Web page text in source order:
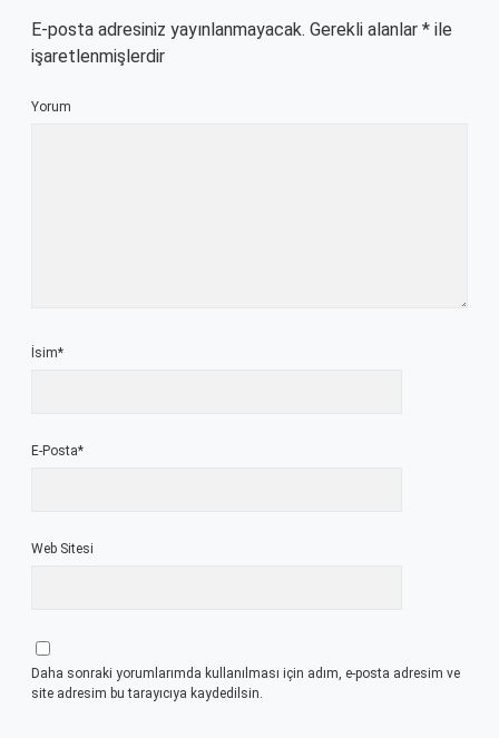
E-posta adresiniz yayınlanmayacak. Gerekli alanlar * ile
işaretlenmişlerdir
Yorum
İsim*
E-Posta*
Web Sitesi
Daha sonraki yorumlarımda kullanılması için adım, e-posta adresim ve
site adresim bu tarayıcıya kaydedilsin.